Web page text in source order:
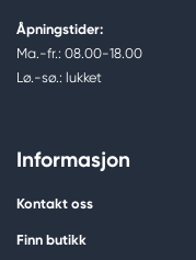
Åpningstider:
Ma.-fr.: 08.00-18.00
Lø.-sø.: lukket
Informasjon
Kontakt oss
Finn butikk